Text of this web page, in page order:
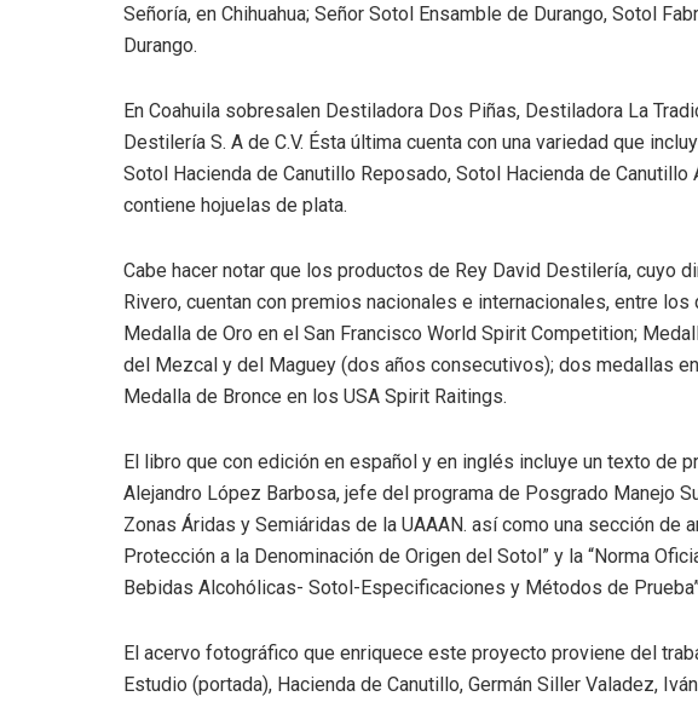
Señoría, en Chihuahua; Señor Sotol Ensamble de Durango, Sotol
Durango.
En Coahuila sobresalen Destiladora Dos Piñas, Destiladora La
Destilería S. A de C.V. Ésta última cuenta con una variedad que
Sotol Hacienda de Canutillo Reposado, Sotol Hacienda de Canutillo
contiene hojuelas de plata.
Cabe hacer notar que los productos de Rey David Destilería, cuyo
Rivero, cuentan con premios nacionales e internacionales, entre
Medalla de Oro en el San Francisco World Spirit Competition;
del Mezcal y del Maguey (dos años consecutivos); dos medallas
Medalla de Bronce en los USA Spirit Raitings.
El libro que con edición en español y en inglés incluye un texto de
Alejandro López Barbosa, jefe del programa de Posgrado Manejo
Zonas Áridas y Semiáridas de la UAAAN. así como una sección de
Protección a la Denominación de Origen del Sotol” y la “Norma
Bebidas Alcohólicas- Sotol-Especificaciones y Métodos de
El acervo fotográfico que enriquece este proyecto proviene del
Estudio (portada), Hacienda de Canutillo, Germán Siller Valadez,